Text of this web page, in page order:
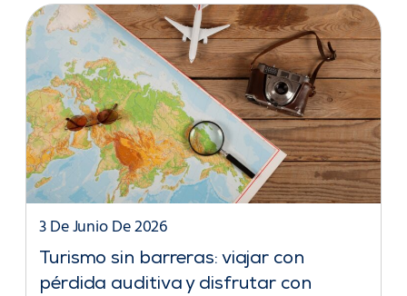
Turismo sin barreras: viajar con
pérdida auditiva y disfrutar con
3 De Junio De 2026